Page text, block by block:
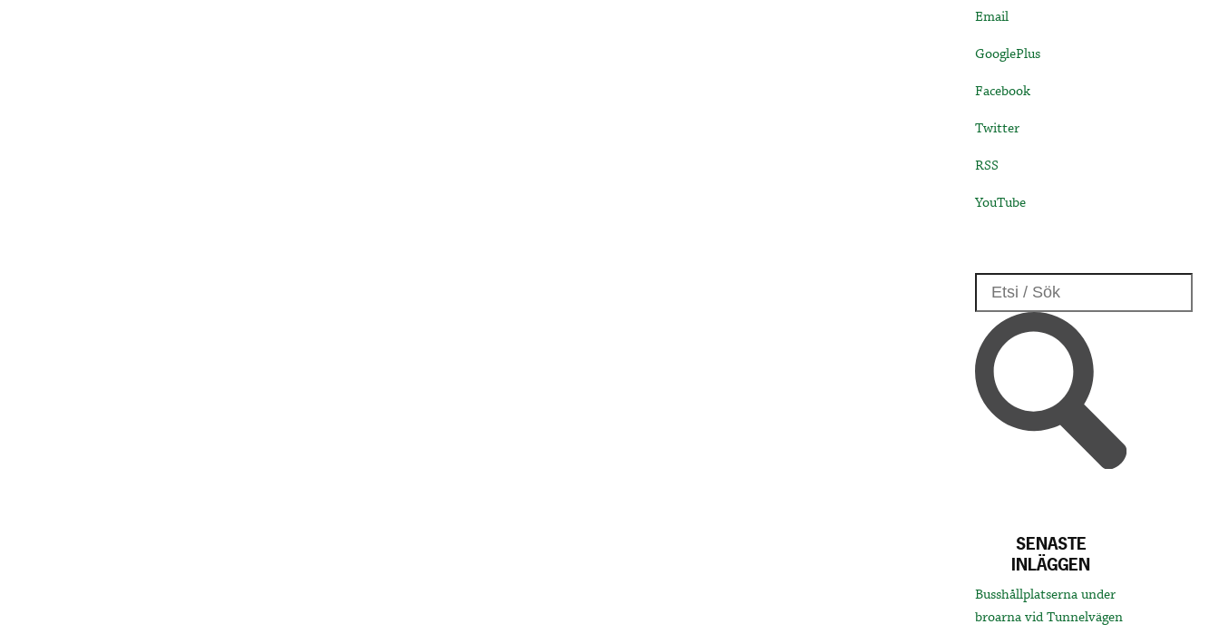
Email
GooglePlus
Facebook
Twitter
RSS
YouTube
SENASTE
INLÄGGEN
Busshållplatserna under
broarna vid Tunnelvägen